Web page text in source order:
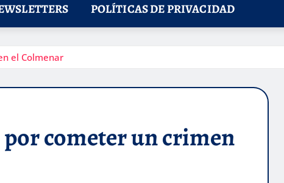
POLÍTICAS DE PRIVACIDAD
el Colmenar
cometer un crimen